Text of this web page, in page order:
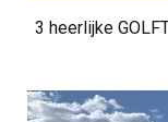
3 heerlijke